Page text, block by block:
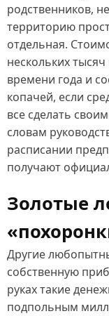
родственников,
территорию
отдельная.
нескольких
времени года и
копачей, если
все сделать
словам
расписании
получают
Золотые
Другие
собственную
руках такие
подпольным